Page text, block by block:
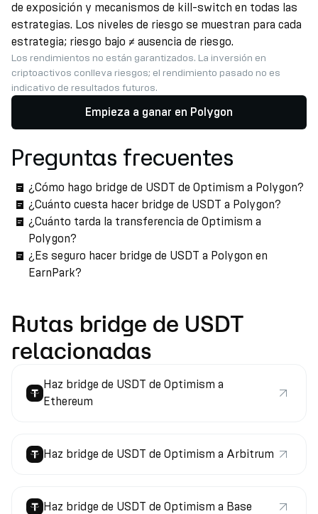
de exposición y mecanismos de kill-switch en todas las
estrategias. Los niveles de riesgo se muestran para cada
estrategia; riesgo bajo ≠ ausencia de riesgo.
Los rendimientos no están garantizados. La inversión en
criptoactivos conlleva riesgos; el rendimiento pasado no es
indicativo de resultados futuros.
Empieza a ganar en Polygon
Preguntas frecuentes
¿Cómo hago bridge de USDT de Optimism a Polygon?
¿Cuánto cuesta hacer bridge de USDT a Polygon?
¿Cuánto tarda la transferencia de Optimism a
Polygon?
¿Es seguro hacer bridge de USDT a Polygon en
EarnPark?
Rutas bridge de USDT
relacionadas
Haz bridge de USDT de Optimism a
Ethereum
Haz bridge de USDT de Optimism a Arbitrum
Haz bridge de USDT de Optimism a Base